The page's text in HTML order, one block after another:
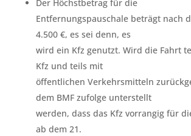
Der Höchstbetrag für die
Entfernungspauschale beträgt nach
4.500 €, es sei denn, es
wird ein Kfz genutzt. Wird die Fahrt
Kfz und teils mit
öffentlichen Verkehrsmitteln
dem BMF zufolge unterstellt
werden, dass das Kfz vorrangig für
ab dem 21.